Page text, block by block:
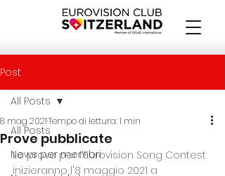
Post
All Posts
News per membri
All Posts
Prove pubblicate
8 mag 2021Tempo di lettura: 1 min
Le prove per l'Eurovision Song Contest
inizieranno l'8 maggio 2021 a